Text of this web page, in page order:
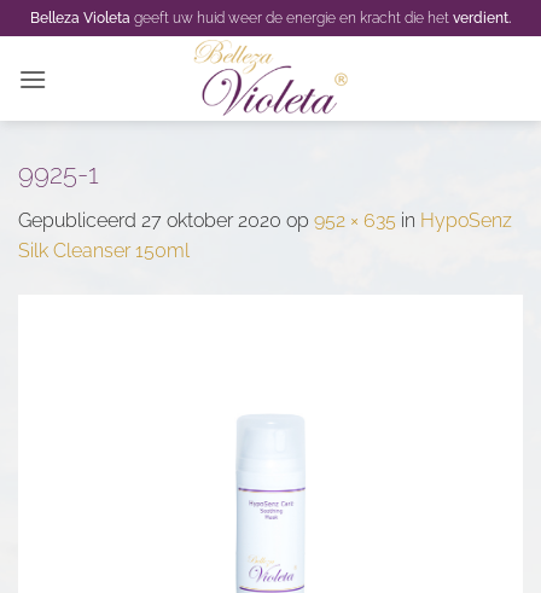
naar
inhoud
Belleza Violeta geeft uw huid weer de energie en kracht die het verdient.
9925-1
Gepubliceerd 27 oktober 2020 op 952 × 635 in HypoSenz
Silk Cleanser 150ml